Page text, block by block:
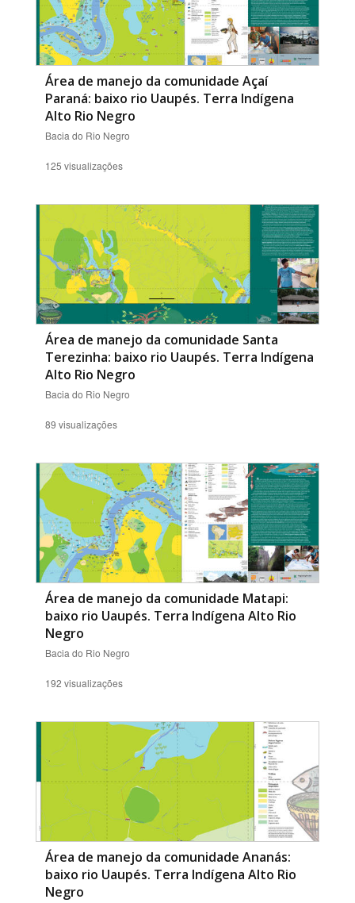
Área de manejo da comunidade Açaí
Paraná: baixo rio Uaupés. Terra Indígena
Alto Rio Negro
Bacia do Rio Negro
125 visualizações
Área de manejo da comunidade Santa
Terezinha: baixo rio Uaupés. Terra Indígena
Alto Rio Negro
Bacia do Rio Negro
89 visualizações
Área de manejo da comunidade Matapi:
baixo rio Uaupés. Terra Indígena Alto Rio
Negro
Bacia do Rio Negro
192 visualizações
Área de manejo da comunidade Ananás:
baixo rio Uaupés. Terra Indígena Alto Rio
Negro